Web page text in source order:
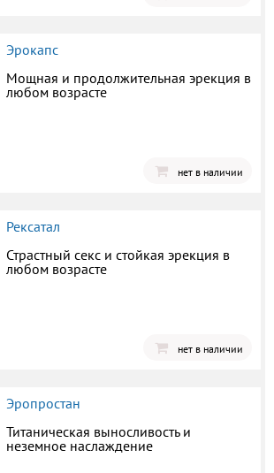
Эрокапс
Мощная и продолжительная эрекция в
любом возрасте
нет в наличии
Рексатал
Страстный секс и стойкая эрекция в
любом возрасте
нет в наличии
Эропростан
Титаническая выносливость и
неземное наслаждение